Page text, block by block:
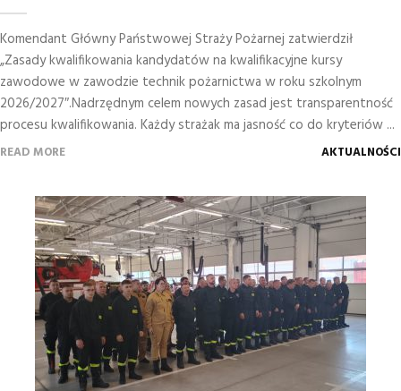
Komendant Główny Państwowej Straży Pożarnej zatwierdził
„Zasady kwalifikowania kandydatów na kwalifikacyjne kursy
zawodowe w zawodzie technik pożarnictwa w roku szkolnym
2026/2027″.Nadrzędnym celem nowych zasad jest transparentność
procesu kwalifikowania. Każdy strażak ma jasność co do kryteriów ...
READ MORE AKTUALNOŚCI